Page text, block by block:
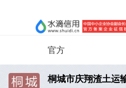
官方
桐城市庆翔渣土运